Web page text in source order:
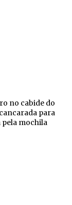
no cabide do
para
pela mochila